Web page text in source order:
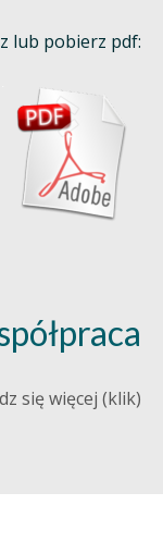
lub pobierz pdf:
się więcej (klik)